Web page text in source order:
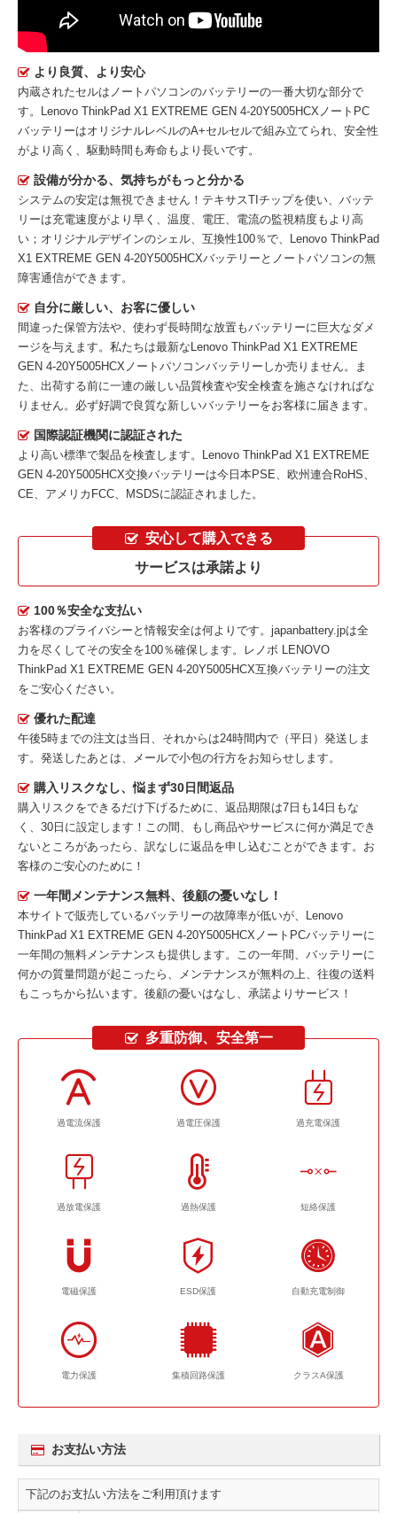
より良質、より安心
内蔵されたセルはノートパソコンのバッテリーの一番大切な部分で
す。
Lenovo ThinkPad X1 EXTREME GEN 4-20Y5005HCXノートPC
バッテリーはオリジナルレベルのA+セルセルで組み立てられ、安全性
がより高く、駆動時間も寿命もより長いです。
設備が分かる、気持ちがもっと分かる
システムの安定は無視できません！テキサスTIチップを使い、バッテ
リーは充電速度がより早く、温度、電圧、電流の監視精度もより高
い；オリジナルデザインのシェル、互換性100％で、Lenovo ThinkPad
X1 EXTREME GEN 4-20Y5005HCXバッテリーとノートパソコンの無
障害通信ができます。
自分に厳しい、お客に優しい
間違った保管方法や、使わず長時間な放置もバッテリーに巨大なダメ
ージを与えます。私たちは最新な Lenovo ThinkPad X1 EXTREME
GEN 4-20Y5005HCXノートパソコンバッテリー しか売りません。ま
た、出荷する前に一連の厳しい品質検査や安全検査を施さなければな
りません。必ず好調で良質な新しいバッテリーをお客様に届きます。
国際認証機関に認証された
より高い標準で製品を検査します。Lenovo ThinkPad X1 EXTREME
GEN 4-20Y5005HCX交換バッテリーは今日本PSE、欧州連合RoHS、
CE、アメリカFCC、MSDSに認証されました。
安心して購入できる
サービスは承諾より
100％安全な支払い
お客様のプライバシーと情報安全は何よりです。japanbattery.jpは全
力を尽くしてその安全を100％確保します。
レノボ LENOVO
ThinkPad X1 EXTREME GEN 4-20Y5005HCX互換バッテリーの注文
をご安心ください。
優れた配達
午後5時までの注文は当日、それからは24時間内で（平日）発送しま
す。発送したあとは、メールで小包の行方をお知らせします。
購入リスクなし、悩まず30日間返品
購入リスクをできるだけ下げるために、返品期限は7日も14日もな
く、30日に設定します！この間、もし商品やサービスに何か満足でき
ないところがあったら、訳なしに返品を申し込むことができます。お
客様のご安心のために！
一年間メンテナンス無料、後顧の憂いなし！
本サイトで販売しているバッテリーの故障率が低いが、
Lenovo
ThinkPad X1 EXTREME GEN 4-20Y5005HCXノートPCバッテリーに
一年間の無料メンテナンスも提供します。この一年間、バッテリーに
何かの質量問題が起こったら、メンテナンスが無料の上、往復の送料
もこっちから払います。後顧の憂いはなし、承諾よりサービス！
多重防御、安全第一
過電流保護 過電圧保護 過充電保護
過放電保護 過熱保護 短絡保護
電磁保護 ESD保護 自動充電制御
電力保護 集積回路保護 クラスA保護
お支払い方法
下記のお支払い方法をご利用頂けます